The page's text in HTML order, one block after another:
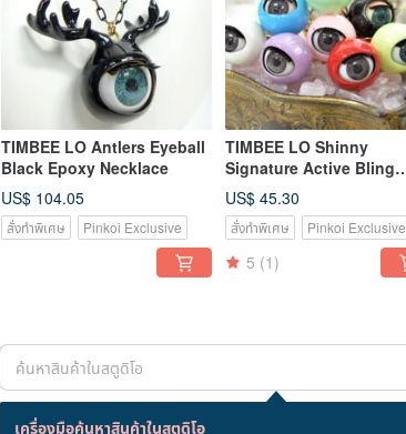
TIMBEE LO Antlers Eyeball
Black Epoxy Necklace
US$ 104.05
สั่งทำพิเศษ Pinkoi Exclusive
TIMBEE LO Shinny
Signature Active Bling
Eyeball Ring 18mm
US$ 45.30
สั่งทำพิเศษ Pinkoi Exclusive
5 (1)
เครื่องมือค้นหาสินค้าในสตูดิโอ
สินค้า 235 ชิ้น